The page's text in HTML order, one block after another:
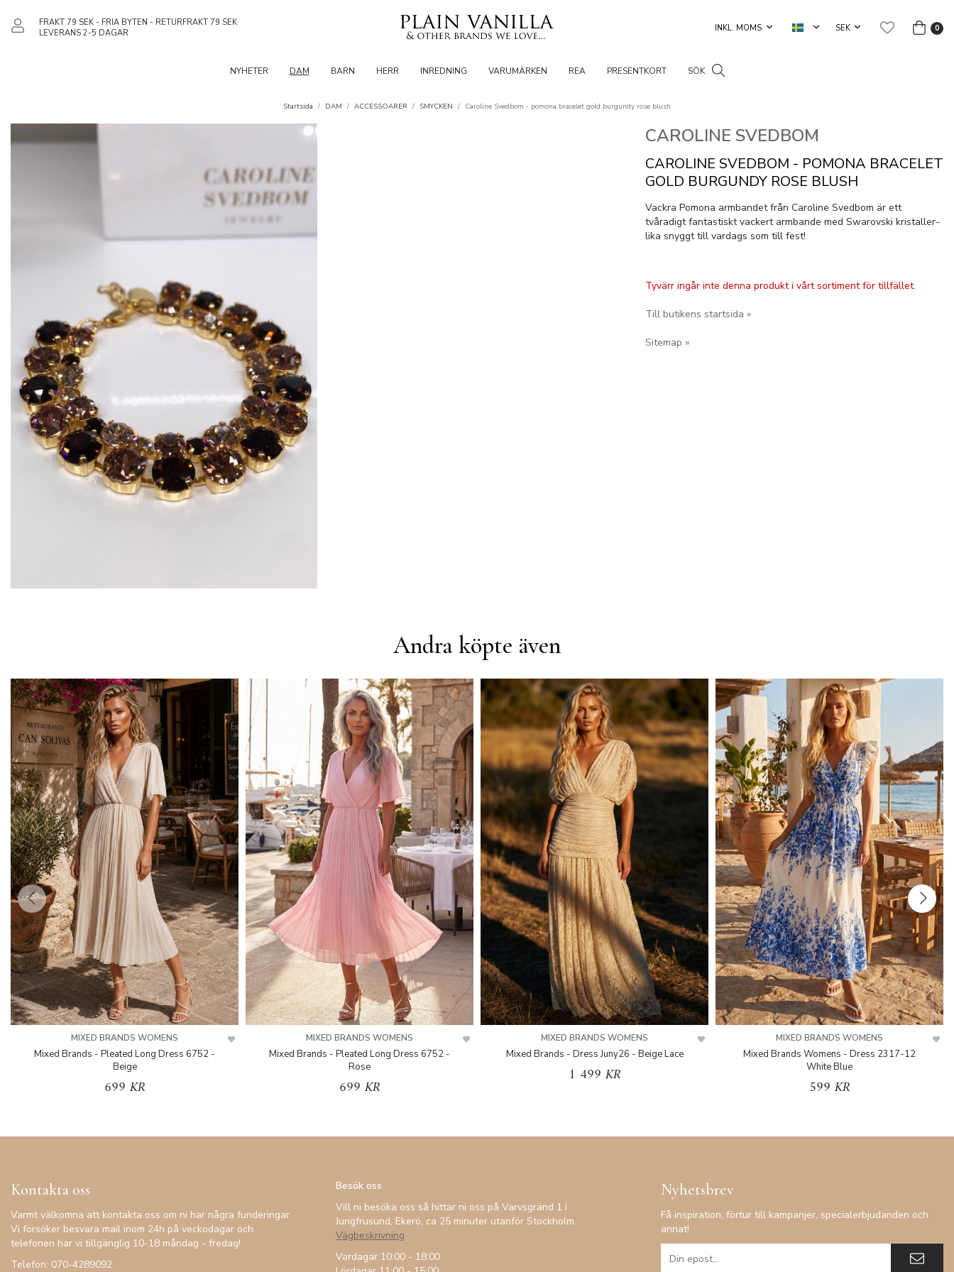
FRAKT 79 SEK - FRIA BYTEN - RETURFRAKT 79 SEK
LEVERANS 2-5 DAGAR
0
NYHETER DAM BARN HERR INREDNING VARUMÄRKEN REA PRESENTKORT SÖK
Startsida / DAM / ACCESSOARER / SMYCKEN / Caroline Svedbom - pomona bracelet gold burgundy rose blush
CAROLINE SVEDBOM
CAROLINE SVEDBOM - POMONA BRACELET
GOLD BURGUNDY ROSE BLUSH
Vackra Pomona armbandet från Caroline Svedbom är ett
tvåradigt fantastiskt vackert armbande med Swarovski kristaller-
lika snyggt till vardags som till fest!
Tyvärr ingår inte denna produkt i vårt sortiment för tillfället.
Till butikens startsida »
Sitemap »
Andra köpte även
MIXED BRANDS WOMENS
Mixed Brands - Pleated Long Dress 6752 -
Beige
699 KR
MIXED BRANDS WOMENS
Mixed Brands - Pleated Long Dress 6752 -
Rose
699 KR
MIXED BRANDS WOMENS
Mixed Brands - Dress Juny26 - Beige Lace
1 499 KR
MIXED BRANDS WOMENS
Mixed Brands Womens - Dress 2317-12
White Blue
599 KR
Kontakta oss
Varmt välkomna att kontakta oss om ni har några funderingar.
Vi försöker besvara mail inom 24h på veckodagar och
telefonen har vi tillgänglig 10-18 måndag - fredag!
Telefon: 070-4289092
Besök oss
Vill ni besöka oss så hittar ni oss på Varvsgränd 1 i
Jungfrusund, Ekerö, ca 25 minuter utanför Stockholm.
Vägbeskrivning
Vardagar 10:00 - 18:00
Nyhetsbrev
Få inspiration, förtur till kampanjer, specialerbjudanden och
annat!